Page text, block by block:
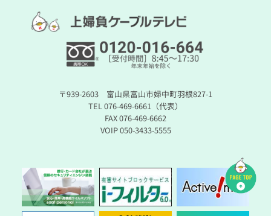
〒939-2603 富山県富山市婦中町羽根827-1
TEL 076-469-6661（代表）
FAX 076-469-6662
VOIP 050-3433-5555